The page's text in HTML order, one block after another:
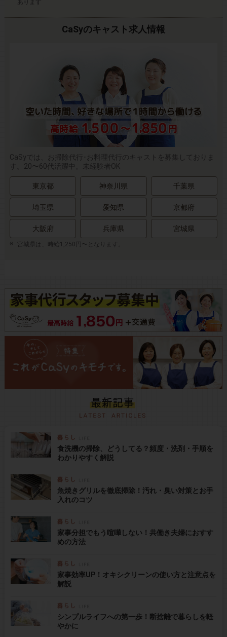
あります
CaSyのキャスト求人情報
CaSyでは、お掃除代行･お料理代行のキャストを募集しておりま
す。20〜60代活躍中。未経験者OK
東京都 神奈川県 千葉県
埼玉県 愛知県 京都府
大阪府 兵庫県 宮城県
宮城県は、時給1,250円〜となります。
食洗機の掃除、どうしてる？頻度・洗剤・手順を
わかりやすく解説
魚焼きグリルを徹底掃除！汚れ・臭い対策とお手
入れのコツ
家事分担でもう喧嘩しない！共働き夫婦におすす
めの方法
家事効率UP！オキシクリーンの使い方と注意点を
解説
シンプルライフへの第一歩！断捨離で暮らしを軽
やかに